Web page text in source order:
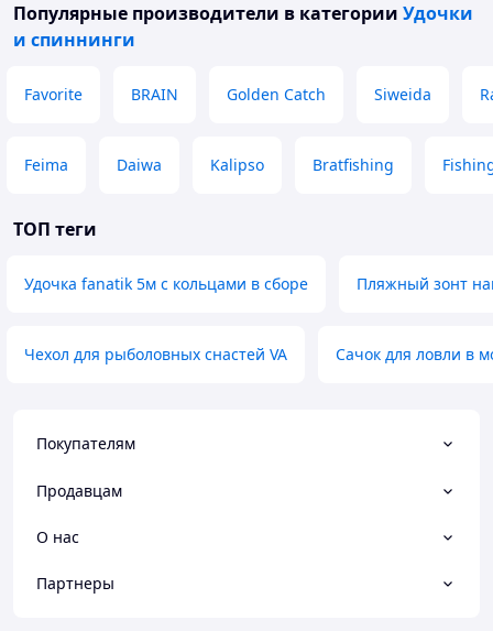
Популярные производители в категории Удочки
и спиннинги
Favorite BRAIN Golden Catch Siweida
Feima Daiwa Kalipso Bratfishing
ТОП теги
Удочка fanatik 5м с кольцами в сборе Пляжный зонт
Чехол для рыболовных снастей VA Сачок для ловли в
Покупателям
Продавцам
О нас
Партнеры